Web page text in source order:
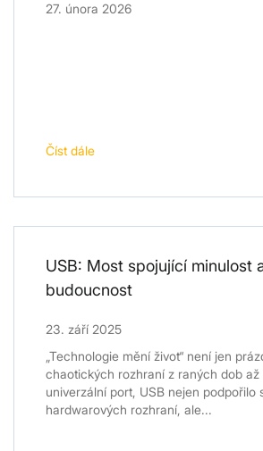
27. února 2026
Číst dále
USB: Most spojující minulost
budoucnost
23. září 2025
„Technologie mění život“ není jen
chaotických rozhraní z raných dob až
univerzální port, USB nejen podpořilo
hardwarových rozhraní, ale...